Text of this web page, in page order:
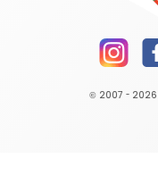
© 2007 - 2026